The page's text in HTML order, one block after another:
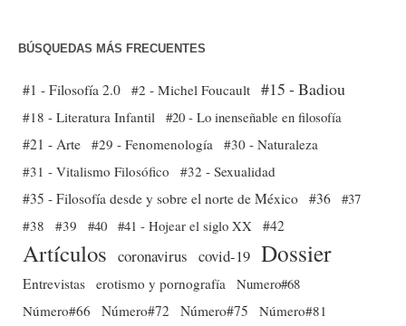
BÚSQUEDAS MÁS FRECUENTES
#1 - Filosofía 2.0 #2 - Michel Foucault #15 - Badiou
#18 - Literatura Infantil #20 - Lo inenseñable en filosofía
#21 - Arte #29 - Fenomenología
#30 - Naturaleza
#31 - Vitalismo Filosófico
#32 - Sexualidad
#35 - Filosofía desde y sobre el norte de México #36 #37
#38
#39 #40 #41 - Hojear el siglo XX #42
Artículos coronavirus covid-19 Dossier
Entrevistas erotismo y pornografía
Numero#68
Número#66
Número#72 Número#75
Número#81